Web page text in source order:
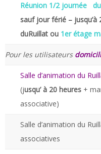
Réunion 1/2 journée
sauf jour férié – jusqu’à
duRuillat ou 1er étage
Pour les utilisateurs
Salle d’animation du
(jusqu’ à 20 heures +
associative)
Salle d’animation du
associatives